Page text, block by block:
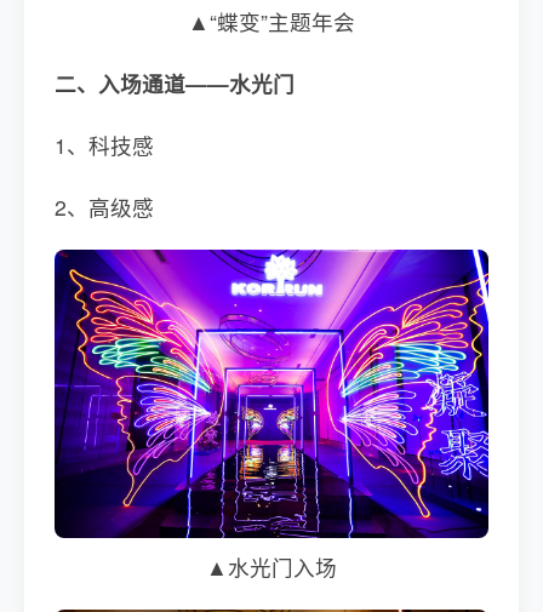
▲“蝶变”主题年会
二、入场通道——水光门
1、科技感
2、高级感
▲水光门入场